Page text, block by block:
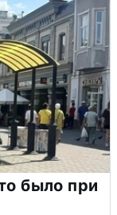
было при